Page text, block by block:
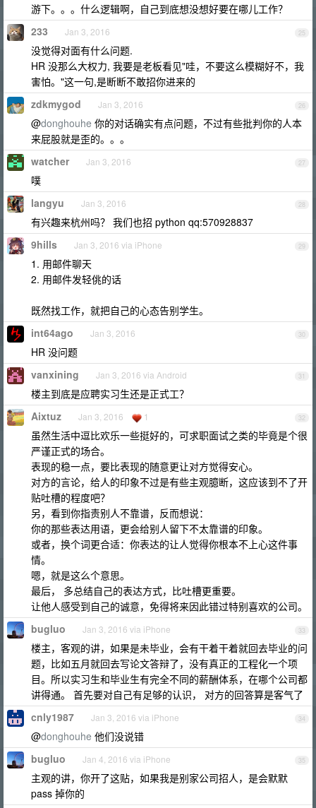
游下。。。什么逻辑啊，自己到底想没想好要在哪儿工作？
25
233 Jan 3, 2016
没觉得对面有什么问题.
HR 没那么大权力, 我要是老板看见"哇，不要这么模糊好不，我
害怕。"这一句,是断断不敢招你进来的
26
zdkmygod Jan 3, 2016
@donghouhe 你的对话确实有点问题，不过有些批判你的人本
来屁股就是歪的。。。
27
watcher Jan 3, 2016
噗
28
langyu Jan 3, 2016
有兴趣来杭州吗？ 我们也招 python qq:570928837
29
9hills Jan 3, 2016 via iPhone
1. 用邮件聊天
2. 用邮件发轻佻的话
既然找工作，就把自己的心态告别学生。
30
int64ago Jan 3, 2016
HR 没问题
31
vanxining Jan 3, 2016 via Android
楼主到底是应聘实习生还是正式工？
32
Aixtuz Jan 3, 2016 1
虽然生活中逗比欢乐一些挺好的，可求职面试之类的毕竟是个很
严谨正式的场合。
表现的稳一点，要比表现的随意更让对方觉得安心。
对方的言论，给人的印象不过是有些主观臆断，这应该到不了开
贴吐槽的程度吧？
另，看到你指责别人不靠谱，反而想说：
你的那些表达用语，更会给别人留下不太靠谱的印象。
或者，换个词更合适：你表达的让人觉得你根本不上心这件事
情。
嗯，就是这么个意思。
最后， 多总结自己的表达方式，比吐槽更重要。
让他人感受到自己的诚意，免得将来因此错过特别喜欢的公司。
33
bugluo Jan 3, 2016 via iPhone
楼主，客观的讲，如果是未毕业，会有干着干着就回去毕业的问
题，比如五月就回去写论文答辩了，没有真正的工程化一个项
目。所以实习生和毕业生有完全不同的薪酬体系，在哪个公司都
讲得通。 首先要对自己有足够的认识， 对方的回答算是客气了
34
cnly1987 Jan 3, 2016 via iPhone
@donghouhe 他们没说错
35
bugluo Jan 4, 2016 via iPhone
主观的讲，你开了这贴，如果我是别家公司招人，是会默默
pass 掉你的